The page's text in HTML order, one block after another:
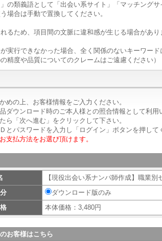
」の類義語として「出会い系サイト」「マッチング
場合は手動で置換してください。
るため、項目間の文脈に違和感が生じる場合があ
が実行できなかった場合、全く関係のないキーワー
精度や品質についてのクレームはご遠慮ください）
めの上、お客様情報をご入力ください。
ダウンロード時のご本人様との照合情報として利用
ら「次へ進む」をクリックして下さい。
とパスワードを入力し「ログイン」ボタンを押して
支払方法をお選び頂けます。
【現役出会い系ナンパ師作成】職業別
ダウンロード版のみ
本体価格：3,480円
お客様はこちら